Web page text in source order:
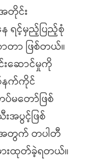
တိုင်း
ရင့်မှည့်ပြည့်စုံ
တာ ဖြစ်တယ်။
းဆောင်မှုကို
နက်ကိုင်
မတော်ဖြစ်
အပွင့်ဖြစ်
အတွက် တပါတီ
ားထုတ်ခဲ့ရတယ်။